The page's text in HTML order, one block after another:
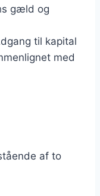
gæld og
til kapital
med
af to